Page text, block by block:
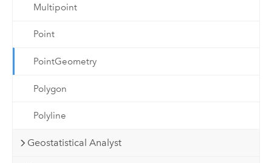
Multipoint
Point
PointGeometry
Polygon
Polyline
Geostatistical Analyst